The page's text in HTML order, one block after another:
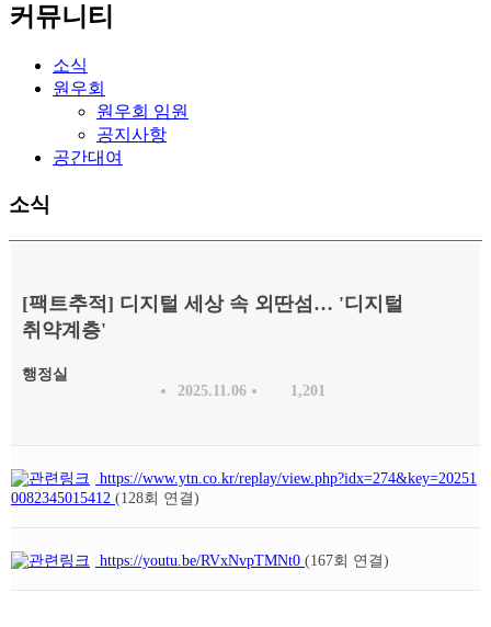
커뮤니티
소식
원우회
원우회 임원
공지사항
공간대여
소식
[팩트추적] 디지털 세상 속 외딴섬… '디지털
취약계층'
행정실
2025.11.06
1,201
https://www.ytn.co.kr/replay/view.php?idx=274&key=20251
0082345015412 (128회 연결)
https://youtu.be/RVxNvpTMNt0 (167회 연결)